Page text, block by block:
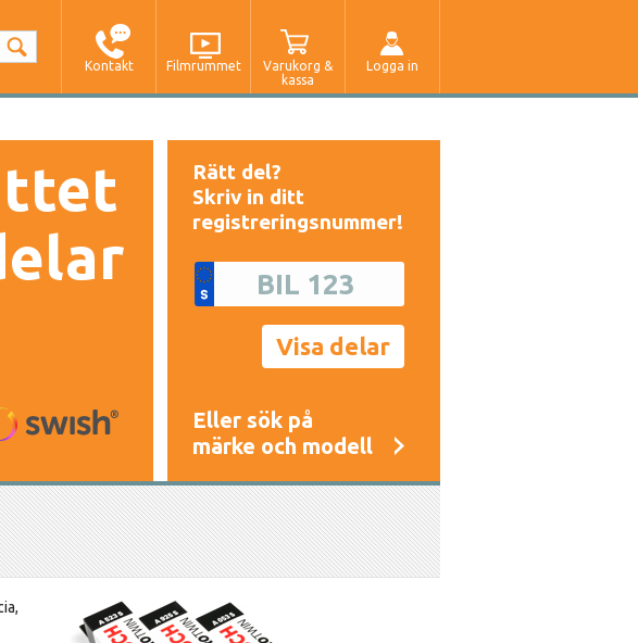
Kontakt Filmrummet
Varukorg &
kassa
Logga in
Rätt del?
Skriv in ditt
registreringsnummer!
Eller sök på
märke och modell